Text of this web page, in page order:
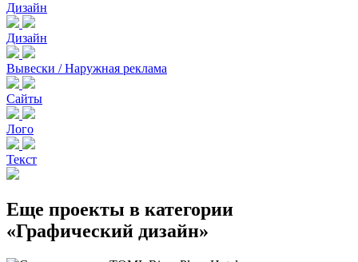
Дизайн
Дизайн
Вывески / Наружная реклама
Сайты
Лого
Текст
Еще проекты в категории
«Графический дизайн»